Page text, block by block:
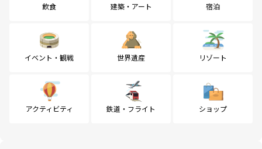
飲食 建築・アート 宿泊
イベント・観戦 世界遺産 リゾート
アクティビティ 鉄道・フライト ショップ